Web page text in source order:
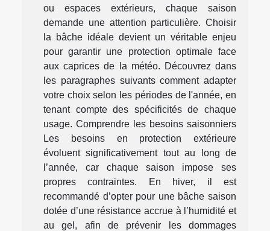
ou espaces extérieurs, chaque saison
demande une attention particulière. Choisir
la bâche idéale devient un véritable enjeu
pour garantir une protection optimale face
aux caprices de la météo. Découvrez dans
les paragraphes suivants comment adapter
votre choix selon les périodes de l'année, en
tenant compte des spécificités de chaque
usage. Comprendre les besoins saisonniers
Les besoins en protection extérieure
évoluent significativement tout au long de
l’année, car chaque saison impose ses
propres contraintes. En hiver, il est
recommandé d’opter pour une bâche saison
dotée d’une résistance accrue à l’humidité et
au gel, afin de prévenir les dommages